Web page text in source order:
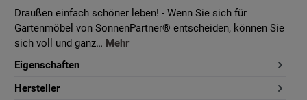
Draußen einfach schöner leben! - Wenn Sie sich für
Gartenmöbel von SonnenPartner® entscheiden, können Sie
sich voll und ganz… Mehr
Eigenschaften
Hersteller